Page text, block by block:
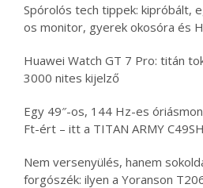
Spórolós tech tippek: kipróbált,
os monitor, gyerek okosóra és
Huawei Watch GT 7 Pro: titán
3000 nites kijelző
Egy 49″-os, 144 Hz-es
Ft-ért – itt a TITAN ARMY
Nem versenyülés, hanem
forgószék: ilyen a Yoranson